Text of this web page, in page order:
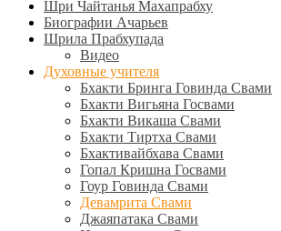
Шри Чайтанья Махапрабху
Биографии Ачарьев
Шрила Прабхупада
Видео
Духовные учителя
Бхакти Бринга Говинда Свами
Бхакти Вигьяна Госвами
Бхакти Викаша Свами
Бхакти Тиртха Свами
Бхактивайбхава Свами
Гопал Кришна Госвами
Гоур Говинда Свами
Девамрита Свами
Джаяпатака Свами